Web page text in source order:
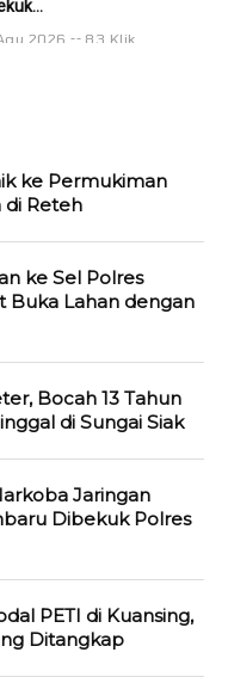
2026 83 Klik
ke Permukiman
di Reteh
ke Sel Polres
Buka Lahan dengan
Bocah 13 Tahun
di Sungai Siak
Jaringan
Dibekuk Polres
PETI di Kuansing,
Ditangkap